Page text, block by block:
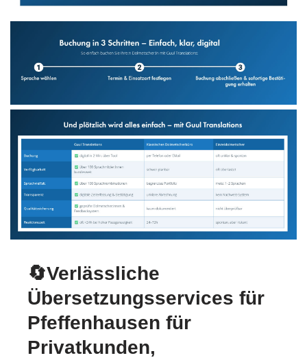
🔄Verlässliche
Übersetzungsservices für
Pfeffenhausen für
Privatkunden,